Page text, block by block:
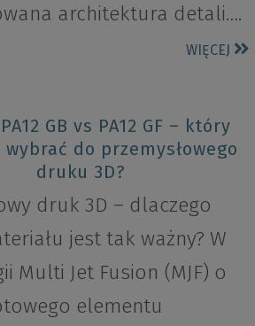
architektura detali….
WIĘCEJ
GB vs PA12 GF – który
do przemysłowego
druku 3D?
druk 3D – dlaczego
jest tak ważny? W
Multi Jet Fusion (MJF) o
elementu